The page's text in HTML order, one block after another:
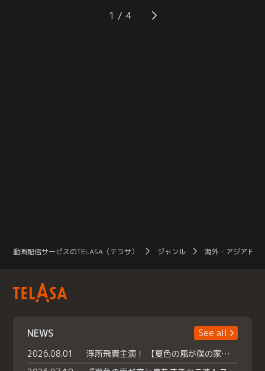
い出してショックを受ける。そんな
中、イェジの父の法要が行われ、彼
カウトされたことを知り、夫の夢を
実現させようと協力。ジンはレース
1
動画配信サービスのTELASA（テラサ） ジャンル 海外・アジアドラ
NEWS
See all
2026.08.01
浮所飛貴主演！ 【夏色の風が僕の家にやってきた】 本日よりテラサで独占配信スタート！